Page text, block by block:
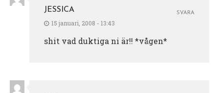
JESSICA
15 januari, 2008 - 13:43
shit vad duktiga ni är!! *vågen*
SVARA